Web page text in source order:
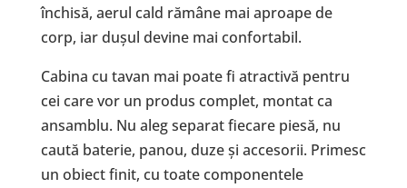
închisă, aerul cald rămâne mai aproape de
corp, iar dușul devine mai confortabil.
Cabina cu tavan mai poate fi atractivă pentru
cei care vor un produs complet, montat ca
ansamblu. Nu aleg separat fiecare piesă, nu
caută baterie, panou, duze și accesorii. Primesc
un obiect finit, cu toate componentele